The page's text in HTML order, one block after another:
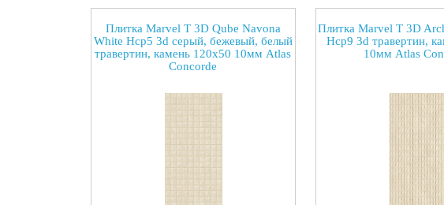
Плитка Marvel T 3D Qube Navona
White Hcp5 3d серый, бежевый, белый
травертин, камень 120x50 10мм Atlas
Concorde
Плитка Marvel T 3D
Hcp9 3d травертин,
10мм Atlas